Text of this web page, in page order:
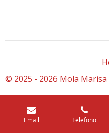
© 2025 - 2026 Mola Marisa
Email Telefono